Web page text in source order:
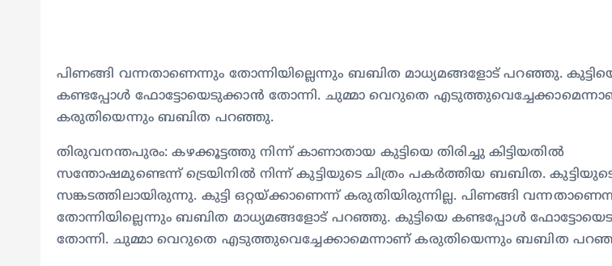
പിണങ്ങി വന്നതാണെന്നും തോന്നിയില്ലെന്നും ബബിത മാധ്യമങ്ങളോട് പറഞ്ഞു.
കണ്ടപ്പോൾ ഫോട്ടോയെടുക്കാൻ തോന്നി. ചുമ്മാ വെറുതെ
കരുതിയെന്നും ബബിത പറഞ്ഞു.
തിരുവനന്തപുരം: കഴക്കൂട്ടത്തു നിന്ന് കാണാതായ കുട്ടിയെ തിരിച്ചു കിട്ടിയതിൽ
സന്തോഷമുണ്ടെന്ന് ട്രെയിനിൽ നിന്ന് കുട്ടിയുടെ ചിത്രം പകർത്തിയ ബബിത.
സങ്കടത്തിലായിരുന്നു. കുട്ടി ഒറ്റയ്ക്കാണെന്ന് കരുതിയിരുന്നില്ല. പിണങ്ങി
തോന്നിയില്ലെന്നും ബബിത മാധ്യമങ്ങളോട് പറഞ്ഞു. കുട്ടിയെ കണ്ടപ്പോൾ
തോന്നി. ചുമ്മാ വെറുതെ എടുത്തുവെച്ചേക്കാമെന്നാണ് കരുതിയെന്നും ബബിത